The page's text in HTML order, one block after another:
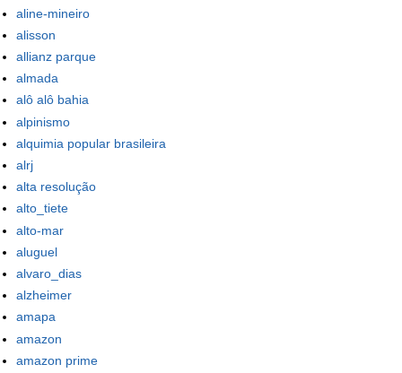
aline-mineiro
alisson
allianz parque
almada
alô alô bahia
alpinismo
alquimia popular brasileira
alrj
alta resolução
alto_tiete
alto-mar
aluguel
alvaro_dias
alzheimer
amapa
amazon
amazon prime